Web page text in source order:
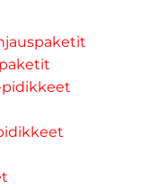
pidikkeet